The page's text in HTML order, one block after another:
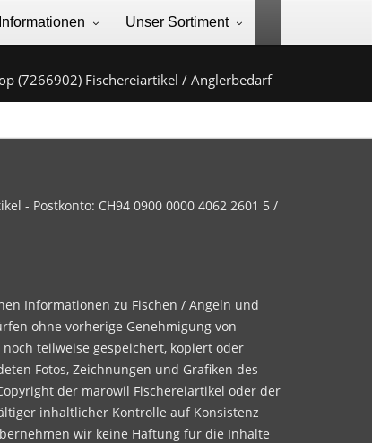
Informationen Unser Sortiment
(7266902) Fischereiartikel / Anglerbedarf
- Postkonto: CH94 0900 0000 4062 2601 5 /
Informationen zu Fischen / Angeln und
ohne vorherige Genehmigung von
teilweise gespeichert, kopiert oder
Fotos, Zeichnungen und Grafiken des
der marowil Fischereiartikel oder der
inhaltlicher Kontrolle auf Konsistenz
wir keine Haftung für die Inhalte